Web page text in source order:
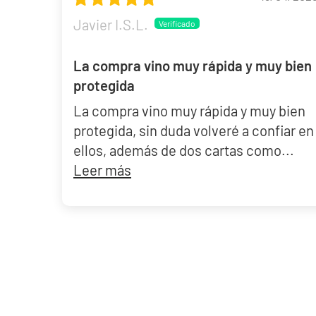
Javier I.S.L.
La compra vino muy rápida y muy bien
protegida
La compra vino muy rápida y muy bien
protegida, sin duda volveré a confiar en
ellos, además de dos cartas como...
Leer más